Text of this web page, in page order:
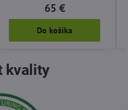
65 €
Do košíka
kvality